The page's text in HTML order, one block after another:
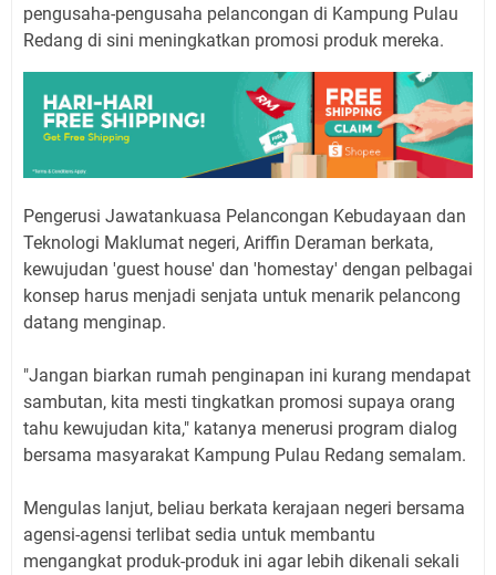
pengusaha-pengusaha pelancongan di Kampung Pulau
Redang di sini meningkatkan promosi produk mereka.
Pengerusi Jawatankuasa Pelancongan Kebudayaan dan
Teknologi Maklumat negeri, Ariffin Deraman berkata,
kewujudan 'guest house' dan 'homestay' dengan pelbagai
konsep harus menjadi senjata untuk menarik pelancong
datang menginap.
"Jangan biarkan rumah penginapan ini kurang mendapat
sambutan, kita mesti tingkatkan promosi supaya orang
tahu kewujudan kita," katanya menerusi program dialog
bersama masyarakat Kampung Pulau Redang semalam.
Mengulas lanjut, beliau berkata kerajaan negeri bersama
agensi-agensi terlibat sedia untuk membantu
mengangkat produk-produk ini agar lebih dikenali sekali